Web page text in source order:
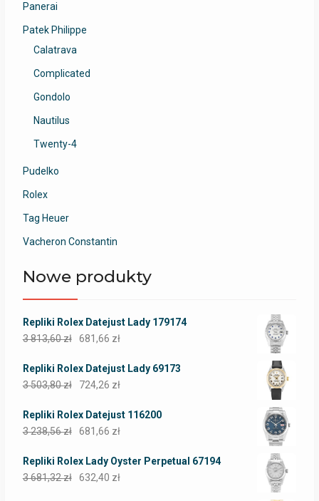
Panerai
Patek Philippe
Calatrava
Complicated
Gondolo
Nautilus
Twenty-4
Pudelko
Rolex
Tag Heuer
Vacheron Constantin
Nowe produkty
Repliki Rolex Datejust Lady 179174
3 813,60zł 681,66 zł
Repliki Rolex Datejust Lady 69173
3 503,80zł 724,26 zł
Repliki Rolex Datejust 116200
3 238,56zł 681,66 zł
Repliki Rolex Lady Oyster Perpetual 67194
3 681,32zł 632,40 zł